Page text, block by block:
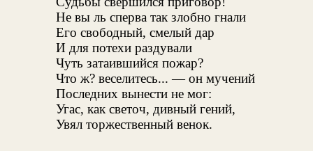
Не вы ль сперва так злобно гнали
Его свободный, смелый дар
И для потехи раздували
Чуть затаившийся пожар?
Что ж? веселитесь... — он мучений
Последних вынести не мог:
Угас, как светоч, дивный гений,
Увял торжественный венок.